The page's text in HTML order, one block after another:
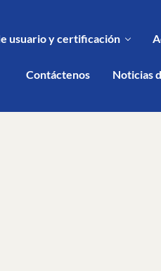
usuario y certificación
Contáctenos Noticias